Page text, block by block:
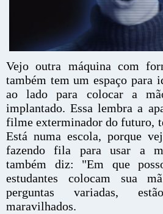
Vejo outra máquina com
também tem um espaço para
ao lado para colocar a
implantado. Essa lembra a
filme exterminador do futuro,
Está numa escola, porque
fazendo fila para usar a
também diz: "Em que
estudantes colocam sua
perguntas variadas,
maravilhados.